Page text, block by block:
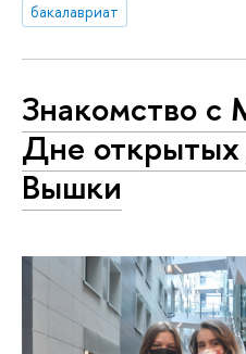
бакалавриат
Знакомство
Дне
Вышки